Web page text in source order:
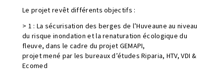
Le projet revêt différents objectifs :
> 1 : La sécurisation des berges de l’Huveaune au niveau
du risque inondation et la renaturation écologique du
fleuve, dans le cadre du projet GEMAPI,
projet mené par les bureaux d’études Riparia, HTV, VDI &
Ecomed